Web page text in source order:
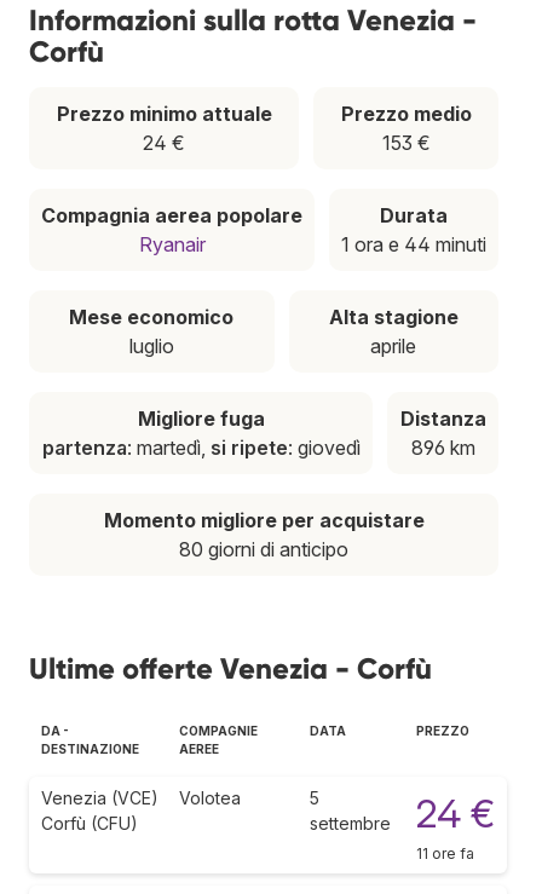
Informazioni sulla rotta Venezia -
Corfù
Prezzo minimo attuale
24 €
Prezzo medio
153 €
Compagnia aerea popolare
Ryanair
Durata
1 ora e 44 minuti
Mese economico
luglio
Alta stagione
aprile
Migliore fuga
partenza: martedì, si ripete: giovedì
Distanza
896 km
Momento migliore per acquistare
80 giorni di anticipo
Ultime offerte Venezia - Corfù
DA -
DESTINAZIONE
COMPAGNIE
AEREE
DATA PREZZO
Venezia (VCE)
Corfù (CFU)
Volotea
5
settembre
24 €
11 ore fa